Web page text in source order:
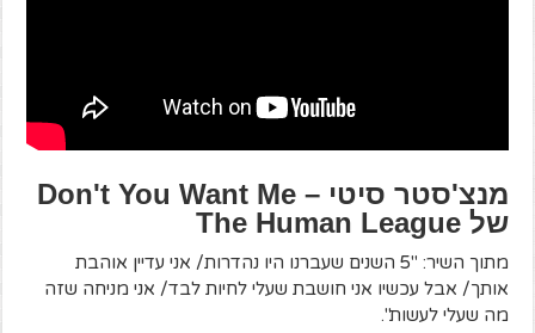
מנצ'סטר סיטי – Don't You Want Me
של The Human League
מתוך השיר: "5 השנים שעברנו היו נהדרות/ אני עדיין אוהבת
אותך/ אבל עכשיו אני חושבת שעלי לחיות לבד/ אני מניחה שזה
מה שעלי לעשות".